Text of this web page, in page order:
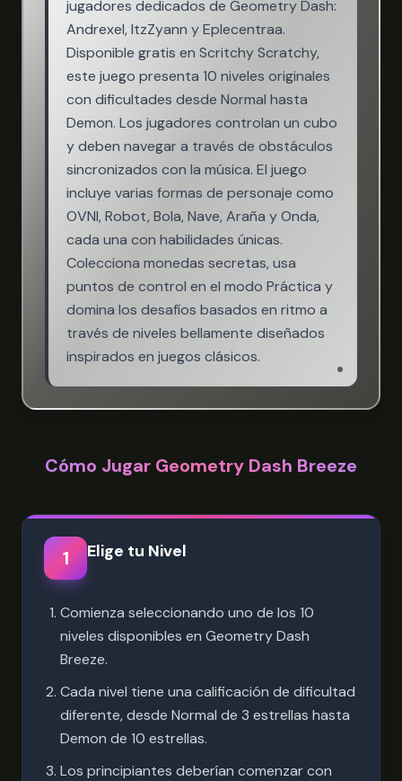
jugadores dedicados de Geometry Dash:
Andrexel, ItzZyann y Eplecentraa.
Disponible gratis en Scritchy Scratchy,
este juego presenta 10 niveles originales
con dificultades desde Normal hasta
Demon. Los jugadores controlan un cubo
y deben navegar a través de obstáculos
sincronizados con la música. El juego
incluye varias formas de personaje como
OVNI, Robot, Bola, Nave, Araña y Onda,
cada una con habilidades únicas.
Colecciona monedas secretas, usa
puntos de control en el modo Práctica y
domina los desafíos basados en ritmo a
través de niveles bellamente diseñados
inspirados en juegos clásicos.
Cómo Jugar Geometry Dash Breeze
1 Elige tu Nivel
Comienza seleccionando uno de los 10
niveles disponibles en Geometry Dash
Breeze.
Cada nivel tiene una calificación de dificultad
diferente, desde Normal de 3 estrellas hasta
Demon de 10 estrellas.
Los principiantes deberían comenzar con